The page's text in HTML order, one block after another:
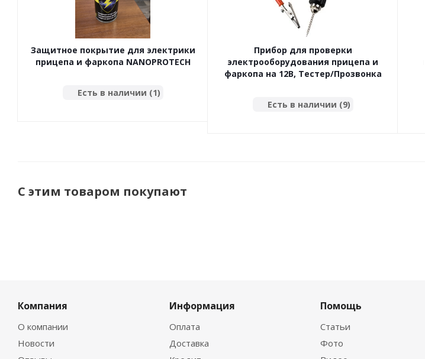
Защитное покрытие для электрики
прицепа и фаркопа NANOPROTECH
Есть в наличии (1)
Прибор для проверки
электрооборудования прицепа и
фаркопа на 12В, Тестер/Прозвонка
Есть в наличии (9)
С этим товаром покупают
Компания
О компании
Новости
Информация
Оплата
Доставка
Помощь
Статьи
Фото